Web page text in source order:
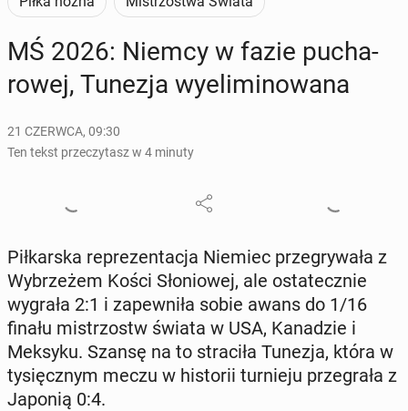
MŚ 2026: Niemcy w fazie pu­cha­
ro­wej, Tunezja wy­eli­mi­no­wa­na
21 CZERWCA, 09:30
Ten tekst przeczytasz w 4 minuty
Pił­kar­ska re­pre­zen­ta­cja Niemiec prze­gry­wa­ła z
Wy­brze­żem Kości Sło­nio­wej, ale osta­tecz­nie
wygrała 2:1 i za­pew­ni­ła sobie awans do 1/16
finału mi­strzostw świata w USA, Ka­na­dzie i
Meksyku. Szansę na to stra­ci­ła Tunezja, która w
ty­sięcz­nym meczu w hi­sto­rii tur­nie­ju prze­gra­ła z
Japonią 0:4.